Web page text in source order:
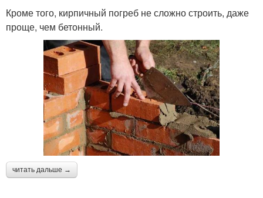
Кроме того, кирпичный погреб не сложно строить, даже
проще, чем бетонный.
читать дальше →